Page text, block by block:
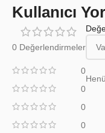
Kullanıcı
0 Değerlendirmeler
0
0
0
0